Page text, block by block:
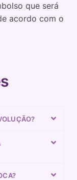
que será
acordo com o